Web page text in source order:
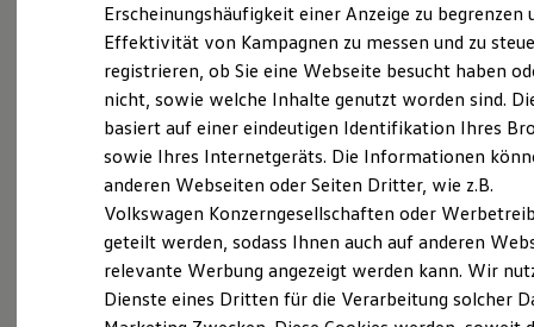
Ladezeitensimulator
Batterie
Sicherheit
Garantie und Lebensdauer
Nachhaltigkeit
Technologie
Kosten und Kauf
Verbrauchskosten
Kaufoptionen
E-Auto-Förderung
Software und Konnektivität
Die ID. Software 6
ID. Software Versionen und Updates
Digitale Extras
Schnittstellen zu Ihrem ID.
Servicetermin buchen
Serviceanfrage stellen
Details des Golf
Erscheinungshäufigkeit einer Anzeige zu begrenzen
Effektivität von Kampagnen zu messen und zu
registrieren, ob Sie eine Webseite besucht haben
nicht, sowie welche Inhalte genutzt worden sind.
basiert auf einer eindeutigen Identifikation Ihres
sowie Ihres Internetgeräts. Die Informationen
anderen Webseiten oder Seiten Dritter, wie z.B.
Volkswagen Konzerngesellschaften oder
geteilt werden, sodass Ihnen auch auf anderen
relevante Werbung angezeigt werden kann. Wir
Dienste eines Dritten für die Verarbeitung solcher